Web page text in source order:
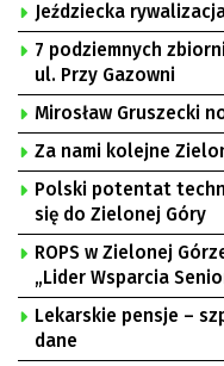
Jeździecka
7 podziemnych
ul. Przy Gazowni
Mirosław Gruszecki
Za nami kolejne
Polski potentat
się do Zielonej Góry
ROPS w Zielonej
„Lider Wsparcia
Lekarskie pensje –
dane